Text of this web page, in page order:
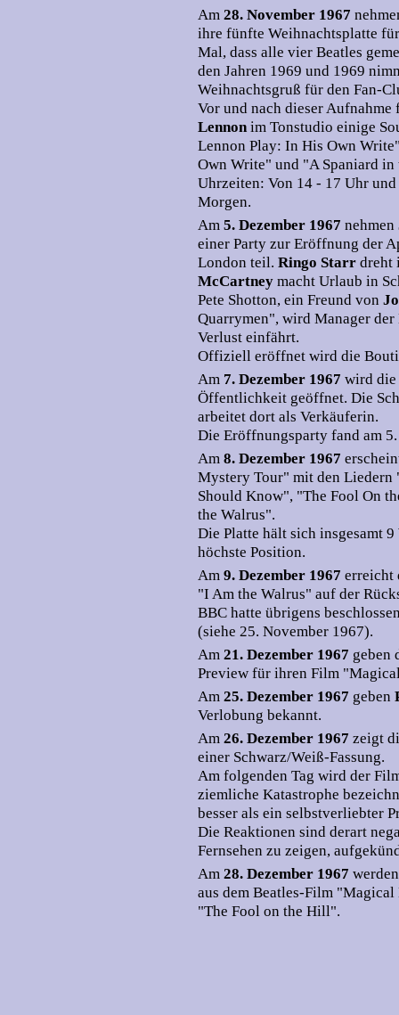
Am 28. November 1967
ihre fünfte Weihnachtsplatte
Mal, dass alle vier Beatles
den Jahren 1969 und 1969
Weihnachtsgruß für den Fan-
Vor und nach dieser
Lennonim Tonstudio einige
Lennon Play: In His Own
Own Write" und "A Spaniard
Uhrzeiten: Von 14 - 17 Uhr
Morgen.
Am 5. Dezember 1967 nehmen
einer Party zur Eröffnung der
London teil. Ringo Starr dreht
McCartney macht Urlaub in
Pete Shotton, ein Freund von
Quarrymen", wird Manager
Verlust einfährt.
Offiziell eröffnet wird die
Am 7. Dezember 1967 wird die
Öffentlichkeit geöffnet. Die
arbeitet dort als Verkäuferin.
Die Eröffnungsparty fand am
Am 8. Dezember 1967
Mystery Tour" mit den
Should Know", "The Fool On
the Walrus".
Die Platte hält sich insgesamt
höchste Position.
Am 9. Dezember 1967 erreicht
"I Am the Walrus" auf der
BBC hatte übrigens
(siehe 25. November 1967).
Am 21. Dezember 1967 geben
Preview für ihren Film
Am 25. Dezember 1967 geben
Verlobung bekannt.
Am 26. Dezember 1967 zeigt
einer Schwarz/Weiß-Fassung.
Am folgenden Tag wird der
ziemliche Katastrophe
besser als ein selbstverliebter
Die Reaktionen sind derart
Fernsehen zu zeigen,
Am 28. Dezember 1967
aus dem Beatles-Film
"The Fool on the Hill".